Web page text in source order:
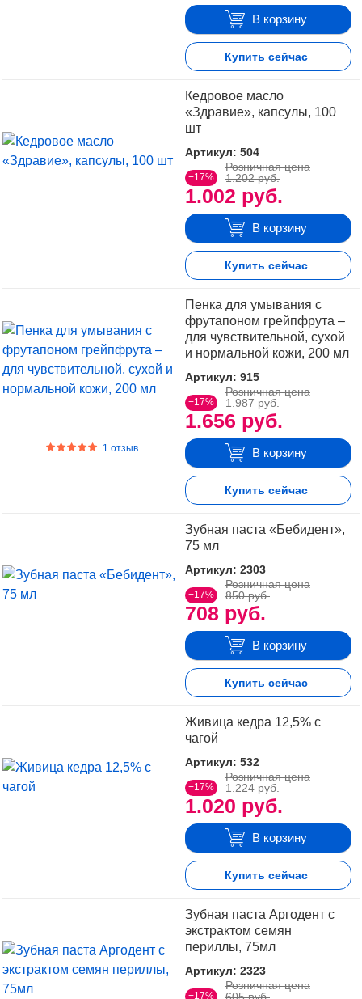
В корзину
Купить сейчас
Кедровое масло
«Здравие», капсулы, 100
шт
Артикул: 504
−17%
1.002 руб.
Розничная цена
1.202 руб.
В корзину
Купить сейчас
1 отзыв
Пенка для умывания с
фрутапоном грейпфрута –
для чувствительной, сухой
и нормальной кожи, 200 мл
Артикул: 915
−17%
1.656 руб.
Розничная цена
1.987 руб.
В корзину
Купить сейчас
Зубная паста «Бебидент»,
75 мл
Артикул: 2303
−17%
708 руб.
Розничная цена
850 руб.
В корзину
Купить сейчас
Живица кедра 12,5% с
чагой
Артикул: 532
−17%
1.020 руб.
Розничная цена
1.224 руб.
В корзину
Купить сейчас
Зубная паста Аргодент с
экстрактом семян
периллы, 75мл
Артикул: 2323
−17%
Розничная цена